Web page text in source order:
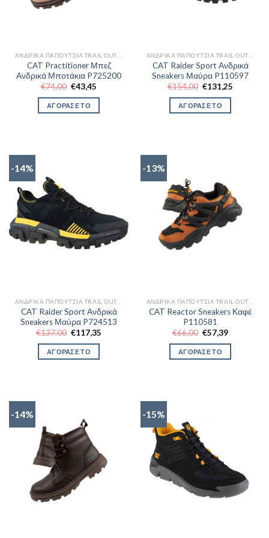
ΑΝΔΡΙΚΆ ΠΑΠΟΎΤΣΙΑ TRAIL OUTDOR
CAT Practitioner Μπεζ
Ανδρικά Μποτάκια P725200
€74,00 Original
price
was:
€74,00.
€43,45
τιμή
ΑΓΟΡΑΣΕ ΤΟ
ΑΝΔΡΙΚΆ ΠΑΠΟΎΤΣΙΑ TRAIL OUTDOR
CAT Raider Sport Ανδρικά
Sneakers Μαύρα P110597
€154,00 Original
was:
€154,00.
€131,25
ΑΓΟΡΑΣΕ ΤΟ
-14%
ΑΝΔΡΙΚΆ ΠΑΠΟΎΤΣΙΑ TRAIL OUTDOR
CAT Raider Sport Ανδρικά
Sneakers Μαύρα P724513
€137,00 Original
was:
€137,00.
€117,35
ΑΓΟΡΑΣΕ ΤΟ
-13%
ΑΝΔΡΙΚΆ ΠΑΠΟΎΤΣΙΑ TRAIL OUTDOR
CAT Reactor Sneakers Καφέ
P110581
€66,00 Original
price
was:
€66,00.
€57,39Η
τιμή
ΑΓΟΡΑΣΕ ΤΟ
-14% -15%